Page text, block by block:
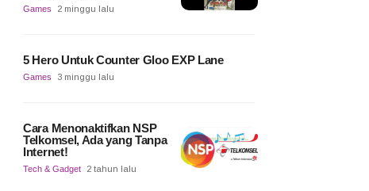
Games 2 minggu lalu
5 Hero Untuk Counter Gloo EXP Lane
Games 3 minggu lalu
Cara Menonaktifkan NSP
Telkomsel, Ada yang Tanpa
Internet!
Tech & Gadget 2 tahun lalu